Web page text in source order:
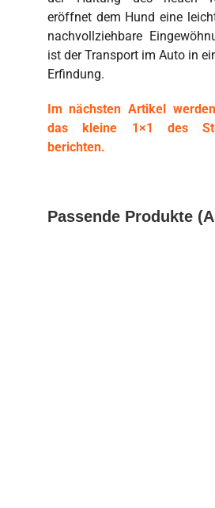
eröffnet dem Hund eine
nachvollziehbare
ist der Transport im Auto in
Erfindung.
Im nächsten Artikel
das kleine 1×1 des
berichten.
Passende Produkte